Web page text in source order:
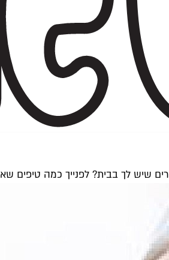
שיש לך בבית? לפנייך כמה טיפים